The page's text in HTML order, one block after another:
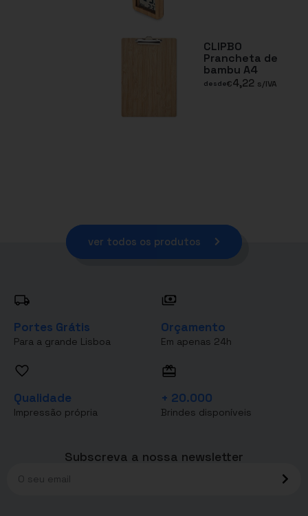
CLIPBO
Prancheta de
bambu A4
desde€4,22 s/IVA
ver todos os produtos
Portes Grátis
Para a grande Lisboa
Orçamento
Em apenas 24h
Qualidade
Impressão própria
+ 20.000
Brindes disponíveis
Subscreva a nossa newsletter